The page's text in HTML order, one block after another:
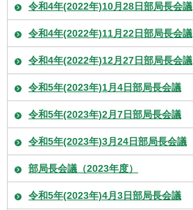
令和4年(2022年)10月28日部局長会議
令和4年(2022年)11月22日部局長会議
令和4年(2022年)12月27日部局長会議
令和5年(2023年)1月4日部局長会議
令和5年(2023年)2月7日部局長会議
令和5年(2023年)3月24日部局長会議
部局長会議（2023年度）
令和5年(2023年)4月3日部局長会議